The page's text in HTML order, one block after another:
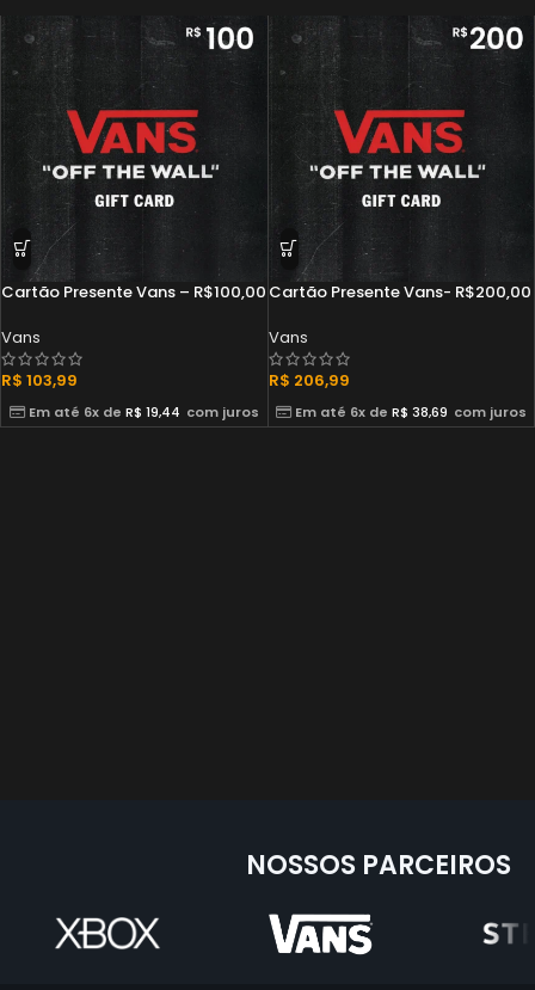
Cartão Presente Vans – R$100,00
Vans
R$ 103,99
Em até 6x de R$ 19,44 com juros
Cartão Presente Vans- R$200,00
Vans
R$ 206,99
Em até 6x de R$ 38,69 com juros
NOSSOS PARCEIROS